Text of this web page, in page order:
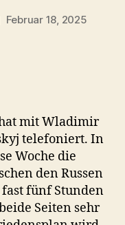
Februar 18, 2025
mit Wladimir
telefoniert. In
Woche die
den Russen
fünf Stunden
Seiten sehr